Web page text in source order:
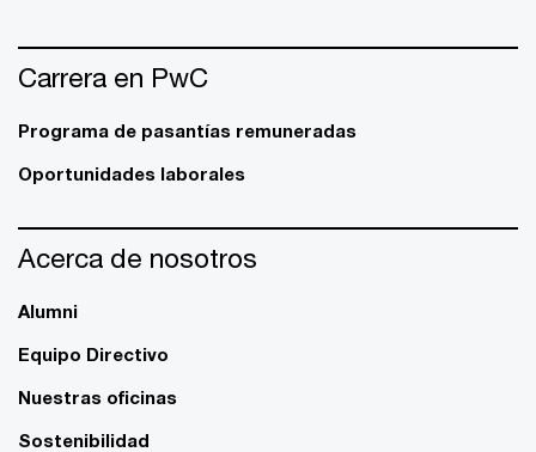
Carrera en PwC
Programa de pasantías remuneradas
Oportunidades laborales
Acerca de nosotros
Alumni
Equipo Directivo
Nuestras oficinas
Sostenibilidad